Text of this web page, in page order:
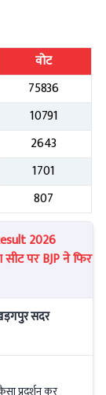
वोट
75836
10791
2643
1701
807
2026
पर BJP ने फिर
सदर